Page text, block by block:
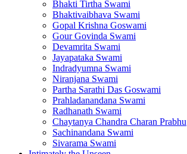
Bhakti Tirtha Swami
Bhaktivaibhava Swami
Gopal Krishna Goswami
Gour Govinda Swami
Devamrita Swami
Jayapataka Swami
Indradyumna Swami
Niranjana Swami
Partha Sarathi Das Goswami
Prahladanandana Swami
Radhanath Swami
Chaytanya Chandra Charan Prabhu
Sachinandana Swami
Sivarama Swami